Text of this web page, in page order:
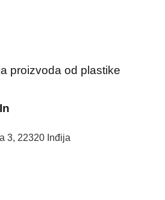
proizvoda od plastike
3, 22320 Inđija